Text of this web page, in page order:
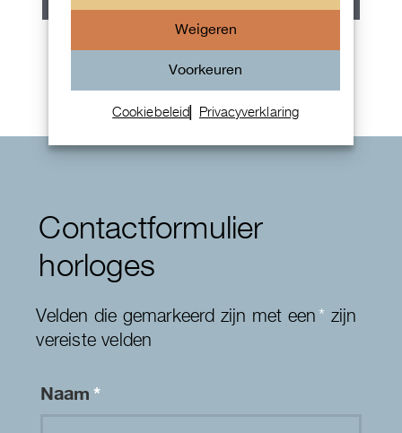
Weigeren
Voorkeuren
Cookiebeleid Privacyverklaring
Rolex Oyster Perpetual 36
Contactformulier
horloges
Velden die gemarkeerd zijn met een* zijn
vereiste velden
Naam*